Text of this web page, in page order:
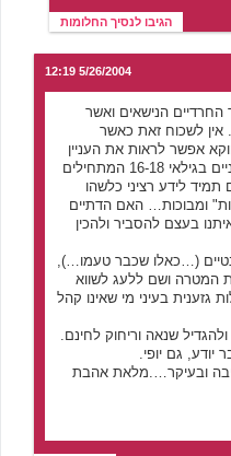
הגיבו לנסיך החלומות
5/26/2004 12:19
החרדיים הנישאים ואשר
אין לשכוח זאת כאשר
אפשר לראות את העניין
בחיוב גמור, שכן, בני נוער חילוניים בגילאי 16-18 המתחילים
לידע רציני כלשהו
ומבוכות… האם הדתיים
בעצם להסביר ולהכין
(…כאלו שכבר טעמו…),
המטרה ושם ללעג לשווא
גזענית בעיני מי שאינו קהל
שנאה וריחוק לחינם.
יודע, גם יופי.
ובעיקר….מלאת אהבת